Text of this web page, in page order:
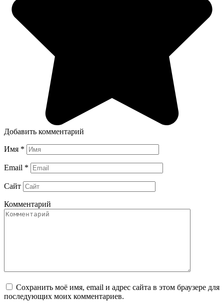
Добавить комментарий
Имя *
Email *
Сайт
Комментарий
Сохранить моё имя, email и адрес сайта в этом браузере для
последующих моих комментариев.